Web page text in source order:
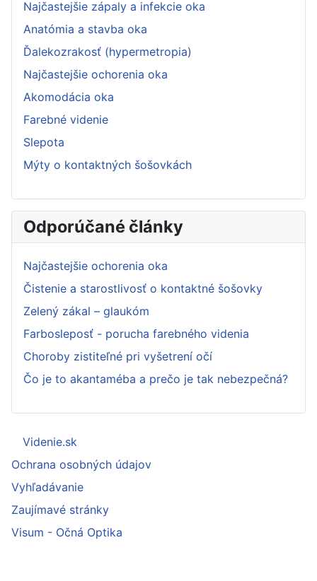
Najčastejšie zápaly a infekcie oka
Anatómia a stavba oka
Ďalekozrakosť (hypermetropia)
Najčastejšie ochorenia oka
Akomodácia oka
Farebné videnie
Slepota
Mýty o kontaktných šošovkách
Odporúčané články
Najčastejšie ochorenia oka
Čistenie a starostlivosť o kontaktné šošovky
Zelený zákal – glaukóm
Farbosleposť - porucha farebného videnia
Choroby zistiteľné pri vyšetrení očí
Čo je to akantaméba a prečo je tak nebezpečná?
Videnie.sk
Ochrana osobných údajov
Vyhľadávanie
Zaujímavé stránky
Visum - Očná Optika